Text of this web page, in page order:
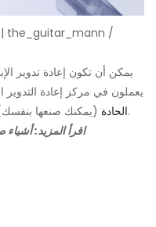
يمكن أن تكون إعادة تدوير
يعملون في مركز إعادة
الحادة(يمكنك صنعها بنفسك) ثم التخلص منها وفقًا لإرشادات مجتمعك.
اقرأ المزيد: أشياء